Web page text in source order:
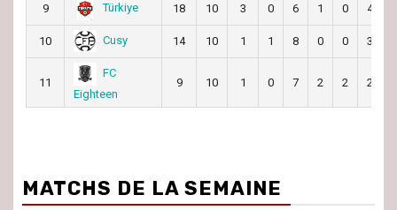
9 Türkiye 18 10 3 0 6 1 0 40
10 Cusy 14 10 1 1 8 0 0 33
11
FC
Eighteen
9 10 1 0 7 2 2 28
MATCHS DE LA SEMAINE